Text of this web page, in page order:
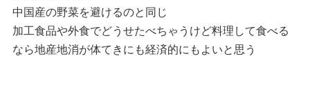
中国産の野菜を避けるのと同じ
加工食品や外食でどうせたべちゃうけど料理して食べる
なら地産地消が体てきにも経済的にもよいと思う